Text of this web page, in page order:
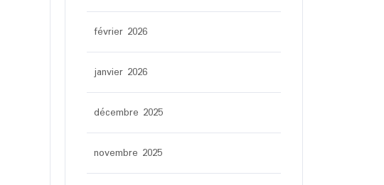
février 2026
janvier 2026
décembre 2025
novembre 2025